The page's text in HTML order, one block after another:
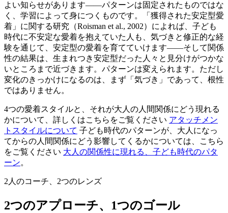
よい知らせがあります——パターンは固定されたものではな
く、学習によって身につくものです。「獲得された安定型愛
着」に関する研究（Roisman et al., 2002）によれば、子ども
時代に不安定な愛着を抱えていた人も、気づきと修正的な経
験を通じて、安定型の愛着を育てていけます——そして関係
性の結果は、生まれつき安定型だった人々と見分けがつかな
いところまで近づきます。パターンは変えられます。ただし
変化のきっかけになるのは、まず「気づき」であって、根性
ではありません。
4つの愛着スタイルと、それが大人の人間関係にどう現れる
かについて、詳しくはこちらをご覧ください アタッチメン
トスタイルについて 子ども時代のパターンが、大人になっ
てからの人間関係にどう影響してくるかについては、こちら
をご覧ください 大人の関係性に現れる、子ども時代のパタ
ーン。
2人のコーチ、2つのレンズ
2つのアプローチ、1つのゴール